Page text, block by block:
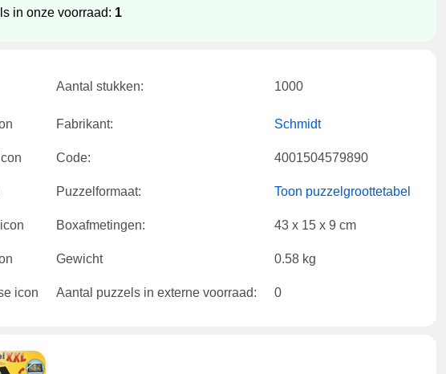
in onze voorraad: 1
Aantal stukken: 1000
Fabrikant: Schmidt
Code: 4001504579890
Puzzelformaat: Toon puzzelgroottetabel
Boxafmetingen: 43 x 15 x 9 cm
Gewicht 0.58 kg
Aantal puzzels in externe voorraad: 0